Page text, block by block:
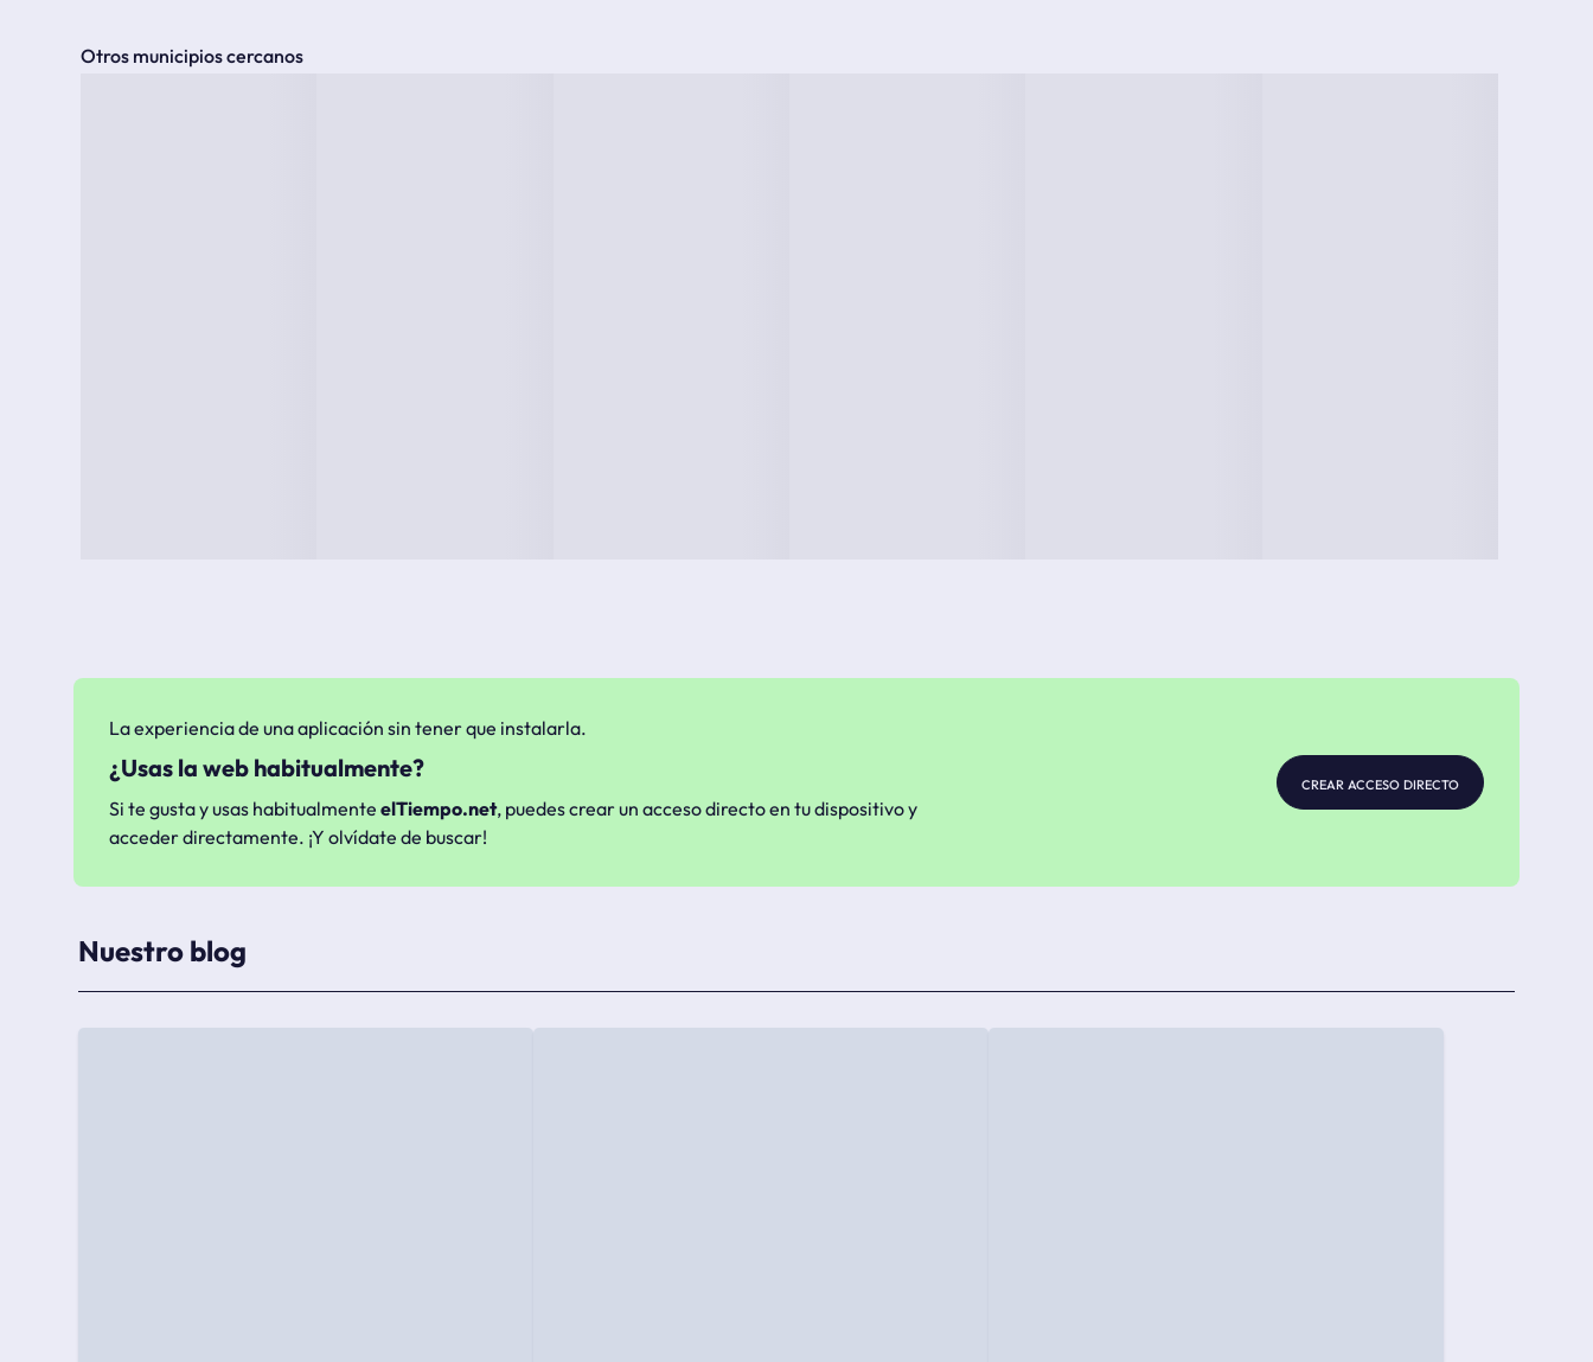
Otros municipios cercanos
La experiencia de una aplicación sin tener que instalarla.
¿Usas la web habitualmente?
Si te gusta y usas habitualmente elTiempo.net, puedes crear un acceso directo en tu dispositivo y
acceder directamente. ¡Y olvídate de buscar!
crear acceso directo
Nuestro blog